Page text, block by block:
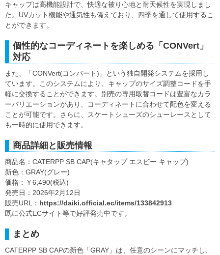
キャップは高機能設計で、快適な被り心地と耐天候性を実現しまし
た。UVカット機能や通気性も備えており、四季を通して使用するこ
とができます。
個性的なコーディネートを楽しめる「CONVert」
対応
また、「CONVert(コンバート)」という独自開発システムを採用し
ています。このシステムにより、キャップのサイズ調整コードを手
軽に交換することができます。別売の専用取替コードは豊富なカラ
ーバリエーションがあり、コーディネートに合わせて配色を変える
ことが可能です。さらに、スケートシューズのシューレースとして
も一時的に使用できます。
商品詳細と販売情報
商品名：CATERPP SB CAP(キャタップ エスビー キャップ)
新色：GRAY(グレー)
価格：￥6,490(税込)
発売日：2026年2月12日
販売URL： https://daiki.official.ec/items/133842913
既に公式ECサイト等で好評発売中です。
まとめ
CATERPP SB CAPの新色「GRAY」は、任意のシーンにマッチし、